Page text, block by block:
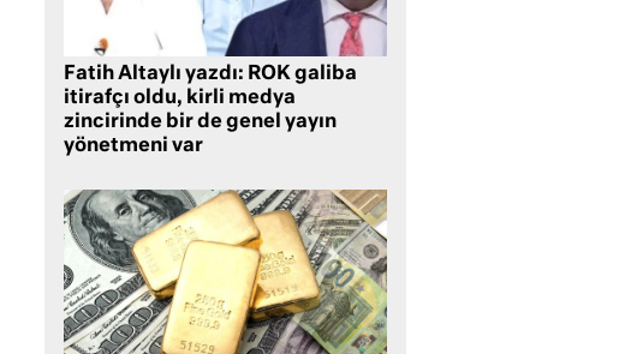
Fatih Altaylı yazdı: ROK galiba
itirafçı oldu, kirli medya
zincirinde bir de genel yayın
yönetmeni var